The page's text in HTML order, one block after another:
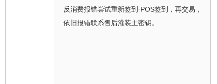
反消费报错尝试重新签到-POS签到，再交易，
依旧报错联系售后灌装主密钥。